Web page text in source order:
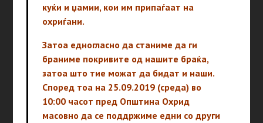
куќи и џамии, кои им припаѓаат на
охриѓани.
Затоа едногласно да станиме да ги
браниме покривите од нашите браќа,
затоа што тие можат да бидат и наши.
Според тоа на 25.09.2019 (среда) во
10:00 часот пред Општина Охрид
масовно да се поддржиме едни со други